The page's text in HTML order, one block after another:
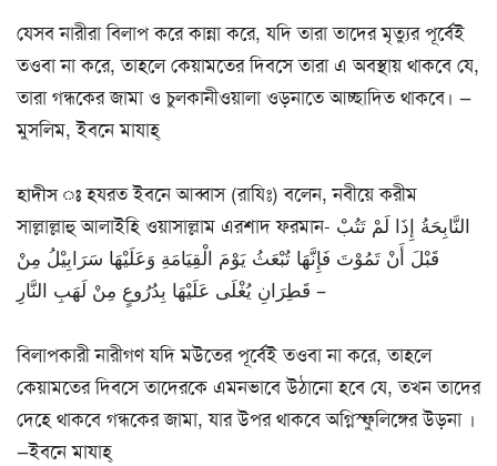
যেসব নারীরা বিলাপ করে কান্না করে, যদি তারা তাদের মৃত্যুর পূর্বেই
তওবা না করে, তাহলে কেয়ামতের দিবসে তারা এ অবস্থায় থাকবে যে,
তারা গন্ধকের জামা ও চুলকানীওয়ালা ওড়নাতে আচ্ছাদিত থাকবে। —
মুসলিম, ইবনে মাযাহ্
হাদীস ঃহযরত ইবনে আব্বাস (রাযিঃ) বলেন, নবীয়ে করীম
সাল্লাল্লাহু আলাইহি ওয়াসাল্লাম এরশাদ ফরমান- النَّابِحَةُ إِذَا لَمْ تَتُبْ
قَبْلَ أَنْ تَمُوْتَ فَإِنَّهَا تُبْعَثُ يَوْمَ الْقِيَامَةِ وَعَلَيْهَا سَرَابِيْلُ مِنْ
قَطِرَانِ يُغْلَى عَلَيْهَا بِدُرُوعٍ مِنْ لَهَبِ النَّارِ –
বিলাপকারী নারীগণ যদি মউতের পূর্বেই তওবা না করে, তাহলে
কেয়ামতের দিবসে তাদেরকে এমনভাবে উঠানো হবে যে, তখন তাদের
দেহে থাকবে গন্ধকের জামা, যার উপর থাকবে অগ্নিস্ফুলিঙ্গের উড়না ।
—ইবনে মাযাহ্